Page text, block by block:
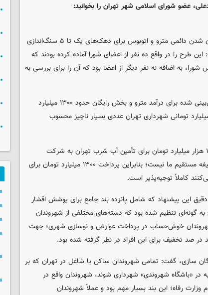
عضو شورای اسلامی شهر تهران را بخوانید:
نادعلی در پاسخ به اینکه آیا رد طرح رایگان شدن دائمی مترو و اتوبوس برای دهک‌های یک تا ۵ سنگ‌اندازی
طرح را در واقع ده نفر از اعضای شورا آماده کرده بودند که
به اضافه نه نفر دیگر از اعضا بود که آن را برای بررسی به
وی درباره ابعاد مالی طرح افزود: عدد پیش‌بینی شده برای درآمد مترو و بخش رایگان حدود ۱۳۰۰ میلیارد
که در برابر بودجه ۳۵۰ هزار میلیارد تومانی شهرداری تهران عددی بسیار ناچیز محسوب
نادعلی یادآوری کرد: ما امسال نزدیک به ۱۰ هزار میلیارد تومان برای تأمین آب شرب تهران به شرکت
آب‌وفاضلاب کمک می‌کنیم در حالی که وظیفه مستقیم ما نیست؛ بنابراین پرداخت ۱۳۰۰ میلیارد تومان برای
کاملاً توجیه‌پذیر است.
این پیشنهاد که شامل پانزده بند جامع برای پوشش اقشار
گونه‌ای تنظیم شده بود که دسته‌های مختلفی از شهروندان
خوش‌حساب در پرداخت عوارض و نوسازی شهری؛ جهت
صد تخفیف برای این افراد در نظر گرفته شده بود.
سازی، گفت: تمامی شهروندان ساکن یا شاغل در تهران که بر
در «باشگاه شهروندی» شهرداری شوند، شهروندان واقع در
رفاه؛ این بند بسیار مهم بود و عملاً شهروندان